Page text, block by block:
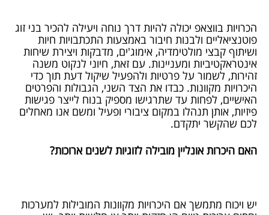
הכרויות בווצאפ יכולה להיות דרך נוחה ויעילה להכיר בני זוג
פוטנציאליים ולבנות חיבור באמצעות התכתבויות חיות
ושיתוף קבצי מולטימדיה, אימוג'ים, מדבקות ויצירת שיחות
אינטראקטיביות ומעניינות. עם זאת, חיוני לנקוט משנה
זהירות, לשמור על פרטיות ולהפעיל שיקול דעת תוך כדי
היכרויות מקוונות. כבדו את הצד השני, הגבולות והפרטים
האישיים, לפחות עד שתרגישו מספיק בנוח לייצר פגישות
פיזיות, אותן תנהלו במקום ציבורי ופעיל ומשם אנו מאחלים
לכם שהקשר יתקדם.
האם היכרות אונליין מובילה לזוגיות לשנים ארוכות?
יש ויכוח מתמשך אם היכרויות מקוונות המובילות למערכות